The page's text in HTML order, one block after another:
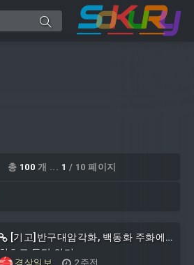
총 100 개 ... 1 / 10 페이지
[기고]반구대암각화, 백동화 주화에
최초로 등단 의미
경상일보
2주전